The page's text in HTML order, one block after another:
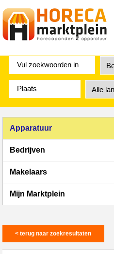
Apparatuur
Bedrijven
Makelaars
Mijn Marktplein
< terug naar zoekresultaten